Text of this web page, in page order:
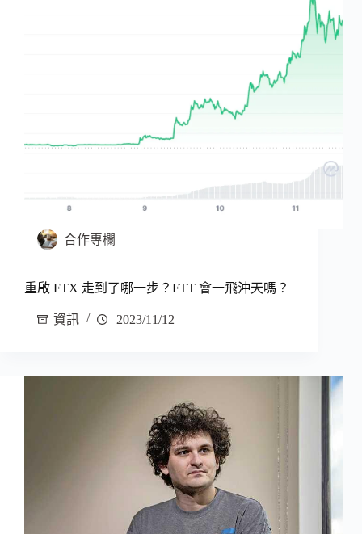
合作專欄
重啟 FTX 走到了哪一步？FTT 會一飛沖天嗎？
資訊 2023/11/12